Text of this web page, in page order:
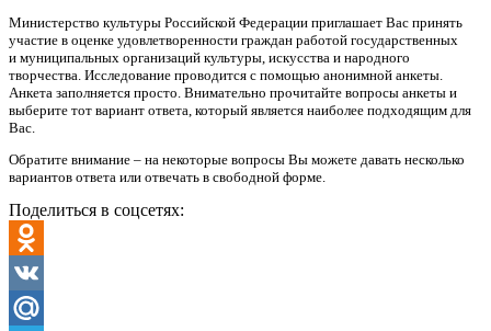
Министерство культуры Российской Федерации приглашает Вас принять
участие в оценке удовлетворенности граждан работой государственных
и муниципальных организаций культуры, искусства и народного
творчества. Исследование проводится с помощью анонимной анкеты.
Анкета заполняется просто. Внимательно прочитайте вопросы анкеты и
выберите тот вариант ответа, который является наиболее подходящим для
Вас.
Обратите внимание – на некоторые вопросы Вы можете давать несколько
вариантов ответа или отвечать в свободной форме.
Поделиться в соцсетях:
Odnoklassniki
VK